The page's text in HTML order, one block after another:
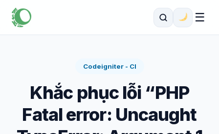
☰
Codeigniter - CI
Khắc phục lỗi “PHP
Fatal error: Uncaught